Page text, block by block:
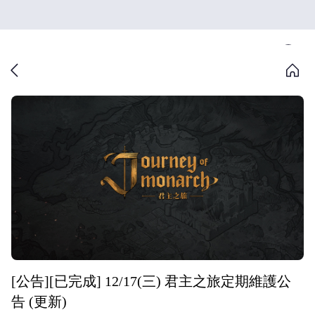
[公告][已完成] 12/17(三) 君主之旅定期維護公
告 (更新)